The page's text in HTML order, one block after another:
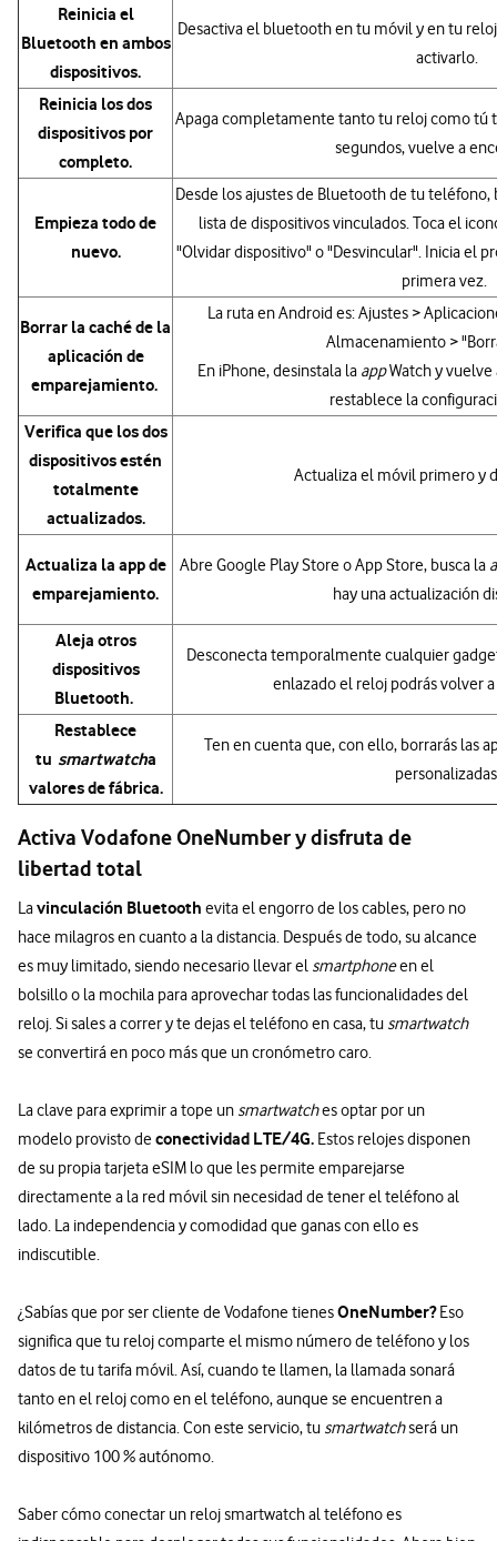
Reinicia el
Bluetooth en ambos
dispositivos.
Desactiva el bluetooth en tu móvil y en tu
activarlo.
Reinicia los dos
dispositivos por
completo.
Apaga completamente tanto tu reloj como tú
segundos, vuelve a
Empieza todo de
nuevo.
Desde los ajustes de Bluetooth de tu
lista de dispositivos vinculados. Toca el
"Olvidar dispositivo" o "Desvincular". Inicia el
primera vez.
Borrar la caché de la
aplicación de
emparejamiento.
La ruta en Android es: Ajustes >
Almacenamiento >
En iPhone, desinstala la appWatch y vuelve
restablece la
Verifica que los dos
dispositivos estén
totalmente
actualizados.
Actualiza el móvil primero y
Actualiza la app de
emparejamiento.
Abre Google Play Store o App Store, busca la
hay una actualización
Aleja otros
dispositivos
Bluetooth.
Desconecta temporalmente cualquier
enlazado el reloj podrás volver
Restablece
tu smartwatcha
valores de fábrica.
Ten en cuenta que, con ello, borrarás las
Activa Vodafone OneNumber y disfruta de
libertad total
Lavinculación Bluetooth evita el engorro de los cables, pero no
hace milagros en cuanto a la distancia. Después de todo, su alcance
es muy limitado, siendo necesario llevar el smartphoneen el
bolsillo o la mochila para aprovechar todas las funcionalidades del
reloj. Si sales a correr y te dejas el teléfono en casa, tu smartwatch
se convertirá en poco más que un cronómetro caro.
La clave para exprimir a tope un smartwatches optar por un
modelo provisto deconectividad LTE/4G. Estos relojes disponen
de su propia tarjeta eSIM lo que les permite emparejarse
directamente a la red móvil sin necesidad de tener el teléfono al
lado. La independencia y comodidad que ganas con ello es
indiscutible.
¿Sabías que por ser cliente de Vodafone tienesOneNumber?Eso
significa que tu reloj comparte el mismo número de teléfono y los
datos de tu tarifa móvil. Así, cuando te llamen, la llamada sonará
tanto en el reloj como en el teléfono, aunque se encuentren a
kilómetros de distancia. Con este servicio, tu smartwatchserá un
dispositivo 100 % autónomo.
Saber cómo conectar un reloj smartwatch al teléfono es